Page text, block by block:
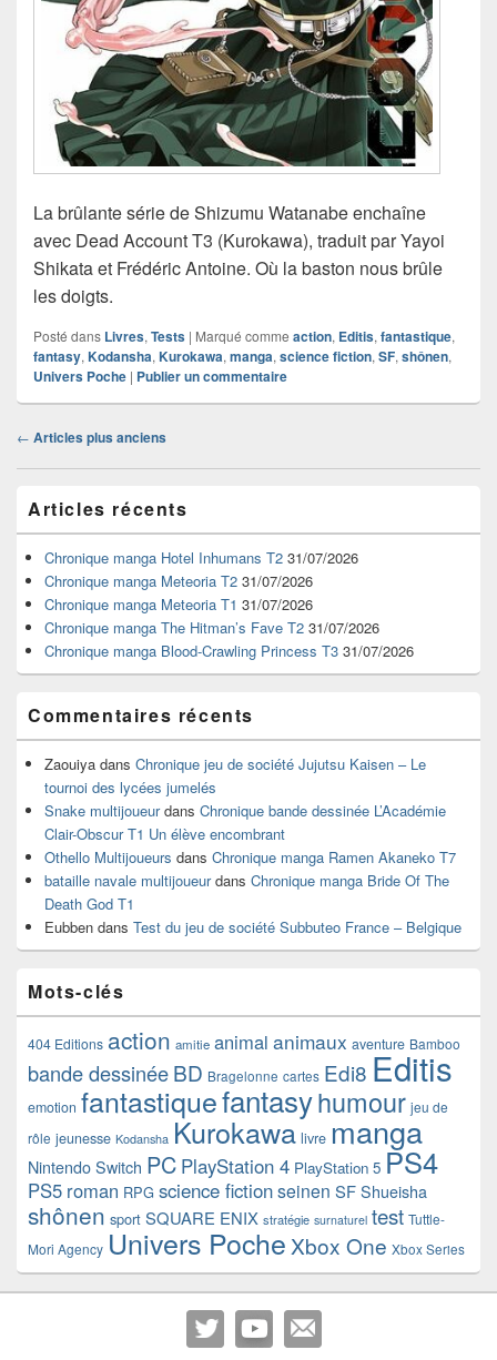
La brûlante série de Shizumu Watanabe enchaîne
avec Dead Account T3 (Kurokawa), traduit par Yayoi
Shikata et Frédéric Antoine. Où la baston nous brûle
les doigts.
Posté dans Livres, Tests | Marqué comme action, Editis, fantastique,
fantasy, Kodansha, Kurokawa, manga, science fiction, SF, shônen,
Univers Poche | Publier un commentaire
Navigation
articles
← Articles plus anciens
principale
de
widget
pour
barre
latérale
Articles récents
Chronique manga Hotel Inhumans T2 31/07/2026
Chronique manga Meteoria T2 31/07/2026
Chronique manga Meteoria T1 31/07/2026
Chronique manga The Hitman’s Fave T2 31/07/2026
Chronique manga Blood-Crawling Princess T3 31/07/2026
Commentaires récents
Zaouiya dans Chronique jeu de société Jujutsu Kaisen – Le
tournoi des lycées jumelés
Snake multijoueurdans Chronique bande dessinée L’Académie
Clair-Obscur T1 Un élève encombrant
Othello Multijoueurs dans Chronique manga Ramen Akaneko T7
bataille navale multijoueurdans Chronique manga Bride Of The
Death God T1
Eubben dans Test du jeu de société Subbuteo France – Belgique
Mots-clés
404 Editions action amitie animal animaux aventure Bamboo
bande dessinéeBD Bragelonne cartes Edi8 Editis
emotion fantastiquefantasyhumour jeu de
rôle jeunesse Kodansha Kurokawa livre manga
Nintendo Switch PC PlayStation 4 PlayStation 5 PS4
PS5 roman RPG science fictionseinen SF Shueisha
shônen sport SQUARE ENIX stratégie surnaturel test Tuttle-
Mori Agency Univers Poche Xbox One Xbox Series